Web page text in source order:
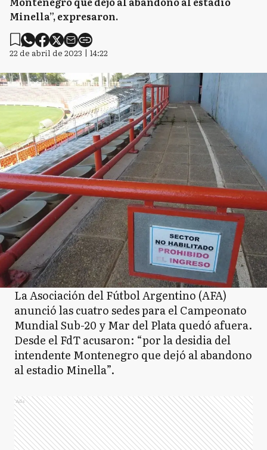
Minella”, expresaron.
22 de abril de 2023 | 14:22
La Asociación del Fútbol Argentino (AFA)
anunció las cuatro sedes para el Campeonato
Mundial Sub-20 y Mar del Plata quedó afuera.
Desde el FdT acusaron: “por la desidia del
intendente Montenegro que dejó al abandono
al estadio Minella”.
Ads